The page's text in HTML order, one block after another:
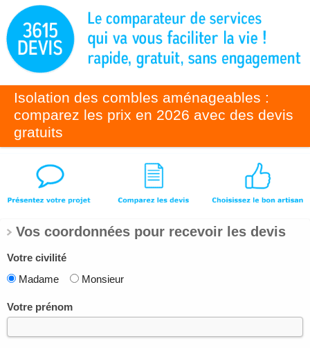
Isolation des combles aménageables :
comparez les prix en 2026 avec des devis
gratuits
Vos coordonnées pour recevoir les devis
Votre civilité
Madame
Monsieur
Votre prénom